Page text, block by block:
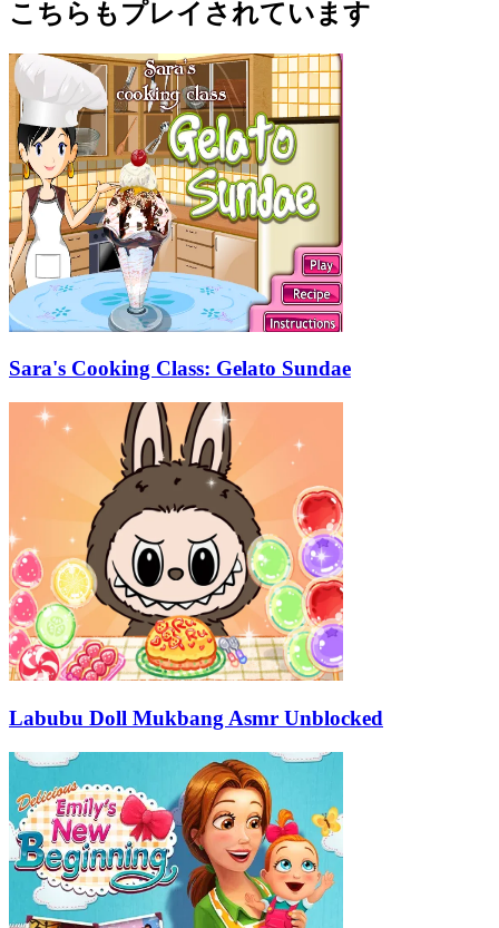
こちらもプレイされています
Sara's Cooking Class: Gelato Sundae
Labubu Doll Mukbang Asmr Unblocked